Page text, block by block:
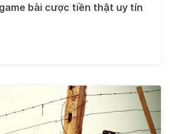
bài cược tiền thật uy tín